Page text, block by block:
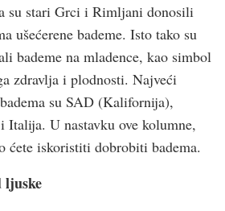
su stari Grci i Rimljani donosili
ušećerene bademe. Isto tako su
bademe na mladence, kao simbol
zdravlja i plodnosti. Najveći
su SAD (Kalifornija),
U nastavku ove kolumne,
ćete iskoristiti dobrobiti badema.
ljuske